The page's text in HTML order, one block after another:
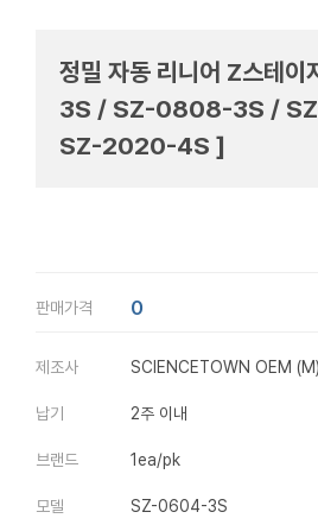
정밀 자동 리니어 Z스테
3S / SZ-0808-3S /
SZ-2020-4S ]
판매가격 0
제조사 SCIENCETOWN OEM (M)
납기 2주 이내
브랜드 1ea/pk
모델 SZ-0604-3S